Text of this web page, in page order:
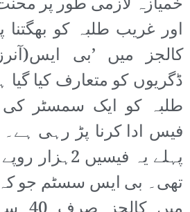
اور غریب طلبہ کو
کالجز میں ’بی
ڈگریوں کو متعارف کیا
فیس ادا کرنا پڑ رہی
پہلے یہ فیسیں